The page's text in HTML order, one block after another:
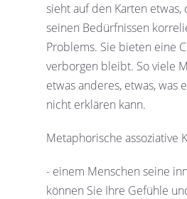
sieht auf den Karten
seinen Bedürfnissen
Problems. Sie bieten eine
verborgen bleibt. So viele
etwas anderes, etwas, was
nicht erklären kann.
Metaphorische assoziative
- einem Menschen seine
können Sie Ihre Gefühle